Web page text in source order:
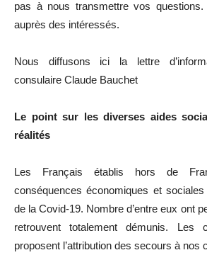
pas à nous transmettre vos
auprès des intéressés.
Nous diffusons ici la lettre
consulaire Claude Bauchet
Le point sur les diverses aides
réalités
Les Français établis hors de
conséquences économiques et
de la Covid-19. Nombre d’entre eux ont
retrouvent totalement démunis. Les
proposent l’attribution des secours à nos